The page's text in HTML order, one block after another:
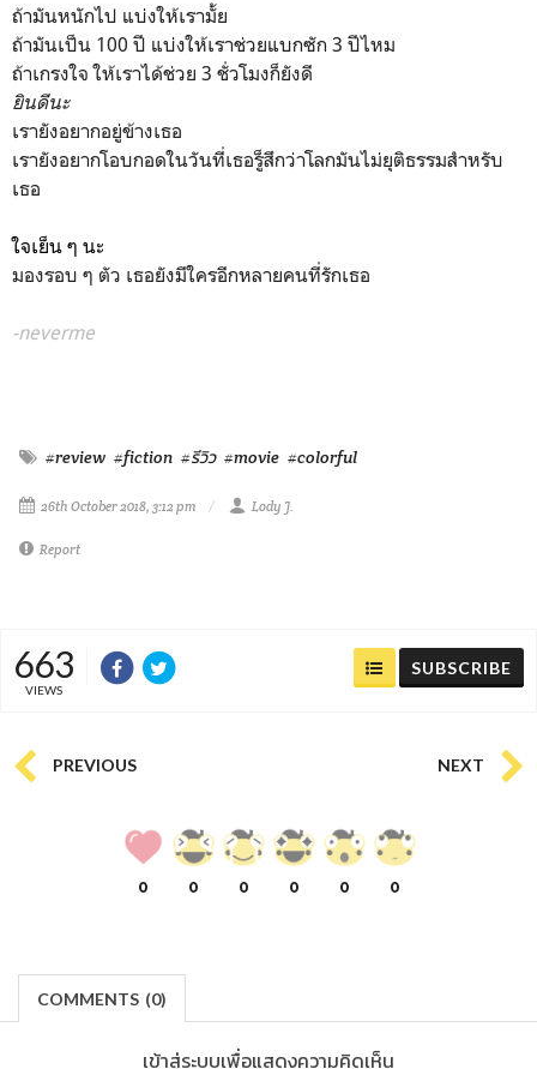
ถ้ามันหนักไป แบ่งให้เรามั้ย
ถ้ามันเป็น 100 ปี แบ่งให้เราช่วยแบกซัก 3 ปีไหม
ถ้าเกรงใจ ให้เราได้ช่วย 3 ชั่วโมงก็ยังดี
ยินดีนะ
เรายังอยากอยู่ข้างเธอ
เรายังอยากโอบกอดในวันที่เธอรู็สึกว่าโลกมันไม่ยุติธรรมสำหรับ
เธอ
ใจเย็น ๆ นะ
มองรอบ ๆ ตัว เธอยังมีใครอีกหลายคนที่รักเธอ
-neverme
#review #fiction #รีวิว #movie #colorful
26th October 2018, 3:12 pm Lody J.
Report
663
VIEWS
SUBSCRIBE
PREVIOUS NEXT
0 0 0 0 0 0
COMMENTS (0)
เข้าสู่ระบบเพื่อแสดงความคิดเห็น